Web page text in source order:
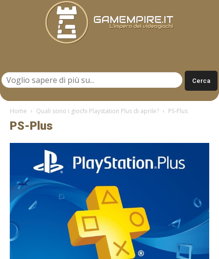
Home Quali sono i giochi Playstation Plus di aprile? PS-Plus
PS-Plus